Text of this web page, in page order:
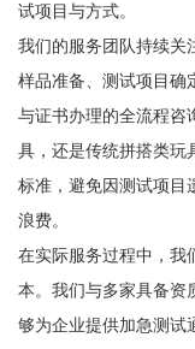
试项目与方式。
我们的服务团队持续关
样品准备、测试项目确
与证书办理的全流程咨
具，还是传统拼搭类玩
标准，避免因测试项目
浪费。
在实际服务过程中，我
本。我们与多家具备资
够为企业提供加急测试